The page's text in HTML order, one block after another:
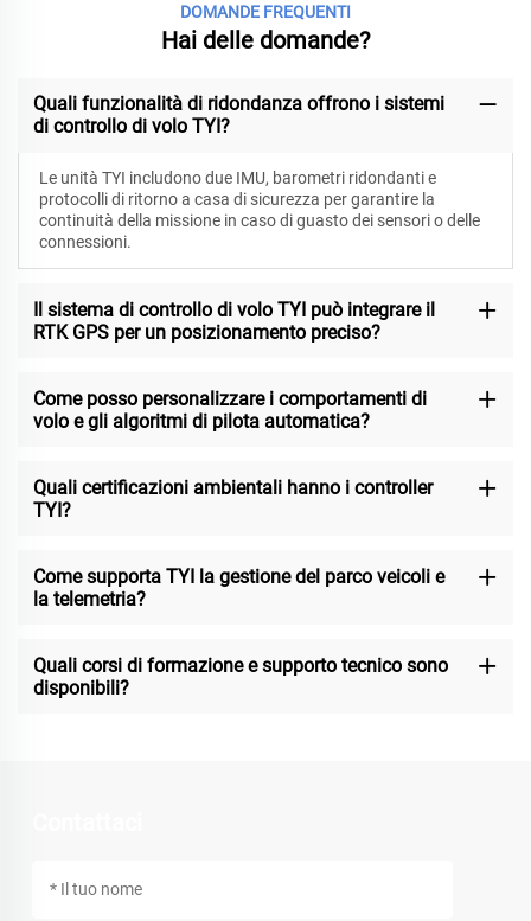
DOMANDE FREQUENTI
Hai delle domande?
Quali funzionalità di ridondanza offrono i sistemi
di controllo di volo TYI?
Le unità TYI includono due IMU, barometri ridondanti e
protocolli di ritorno a casa di sicurezza per garantire la
continuità della missione in caso di guasto dei sensori o delle
connessioni.
Il sistema di controllo di volo TYI può integrare il
RTK GPS per un posizionamento preciso?
Come posso personalizzare i comportamenti di
volo e gli algoritmi di pilota automatica?
Quali certificazioni ambientali hanno i controller
TYI?
Come supporta TYI la gestione del parco veicoli e
la telemetria?
Quali corsi di formazione e supporto tecnico sono
disponibili?